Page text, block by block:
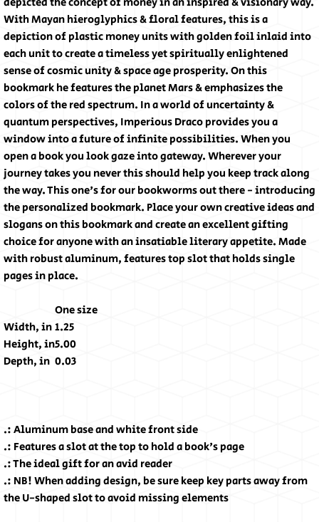
With Mayan hieroglyphics & floral features, this is a
depiction of plastic money units with golden foil inlaid into
each unit to create a timeless yet spiritually enlightened
sense of cosmic unity & space age prosperity. On this
bookmark he features the planet Mars & emphasizes the
colors of the red spectrum. In a world of uncertainty &
quantum perspectives, Imperious Draco provides you a
window into a future of infinite possibilities. When you
open a book you look gaze into gateway. Wherever your
journey takes you never this should help you keep track along
the way. This one's for our bookworms out there - introducing
the personalized bookmark. Place your own creative ideas and
slogans on this bookmark and create an excellent gifting
choice for anyone with an insatiable literary appetite. Made
with robust aluminum, features top slot that holds single
pages in place.
One size
Width, in1.25
Height, in5.00
Depth, in 0.03
.: Aluminum base and white front side
.: Features a slot at the top to hold a book's page
.: The ideal gift for an avid reader
.: NB! When adding design, be sure keep key parts away from
the U-shaped slot to avoid missing elements